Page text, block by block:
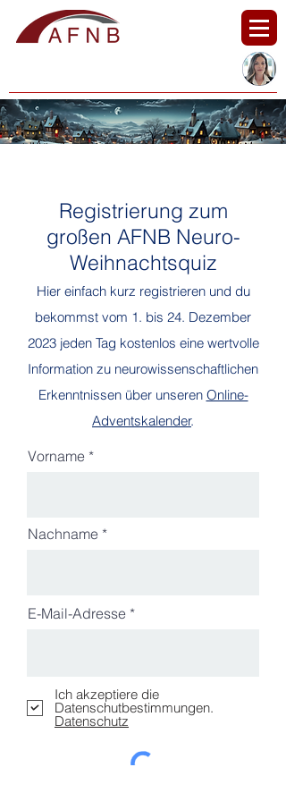
Registrierung zum
großen AFNB Neuro-
Weihnachtsquiz
Hier einfach kurz registrieren und du
bekommst vom 1. bis 24. Dezember
2023 jeden Tag kostenlos eine wertvolle
Information zu neurowissenschaftlichen
Erkenntnissenüber unseren Online-
Adventskalender.
Vorname
Nachname
E-Mail-Adresse
Ich akzeptiere die
Datenschutbestimmungen.
Datenschutz